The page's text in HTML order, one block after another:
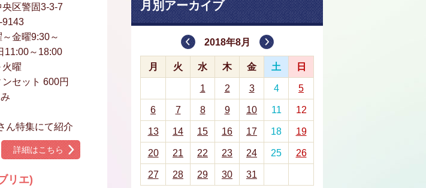
央区警固3-3-7
9143
～金曜9:30～
11:00～18:00
火曜
セット 600円
ん特集にて紹介
詳細はこちら
リエ)
月別アーカイブ
2018年8月
月 火 水 木 金 土 日
1 2 3 4 5
6 7 8 9 10 11 12
13 14 15 16 17 18 19
20 21 22 23 24 25 26
27 28 29 30 31